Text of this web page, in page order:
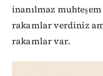
inanılmaz
rakamlar verdiniz
rakamlar var.